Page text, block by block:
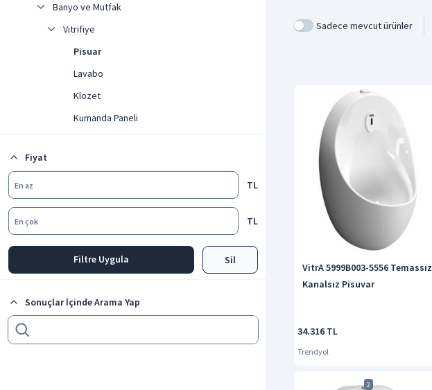
Banyo ve Mutfak
Vitrifiye
Pisuar
Lavabo
Klozet
Kumanda Paneli
Fiyat
En az TL
En çok TL
Filtre Uygula Sil
Sonuçlar İçinde Arama Yap
Sadece mevcut ürünler
VitrA 5999B003-5556 Temassız
Kanalsız Pisuvar
34.316 TL
Trendyol
2